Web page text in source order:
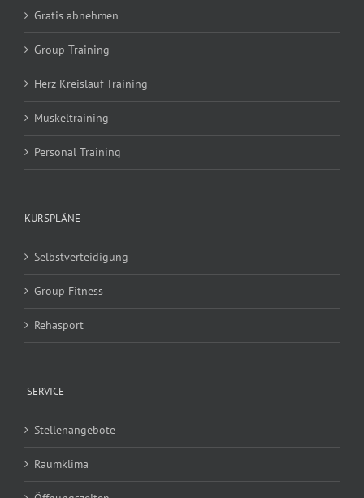
Gratis abnehmen
Group Training
Herz-Kreislauf Training
Muskeltraining
Personal Training
KURSPLÄNE
Selbstverteidigung
Group Fitness
Rehasport
SERVICE
Stellenangebote
Raumklima